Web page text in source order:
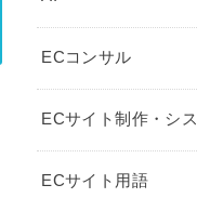
ECコンサル
ECサイト制作・シ
ECサイト用語